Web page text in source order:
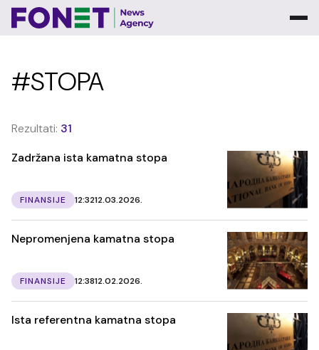
#STOPA
Rezultati: 31
Zadržana ista kamatna stopa
FINANSIJE 12:3212.03.2026.
Nepromenjena kamatna stopa
FINANSIJE 12:3812.02.2026.
Ista referentna kamatna stopa